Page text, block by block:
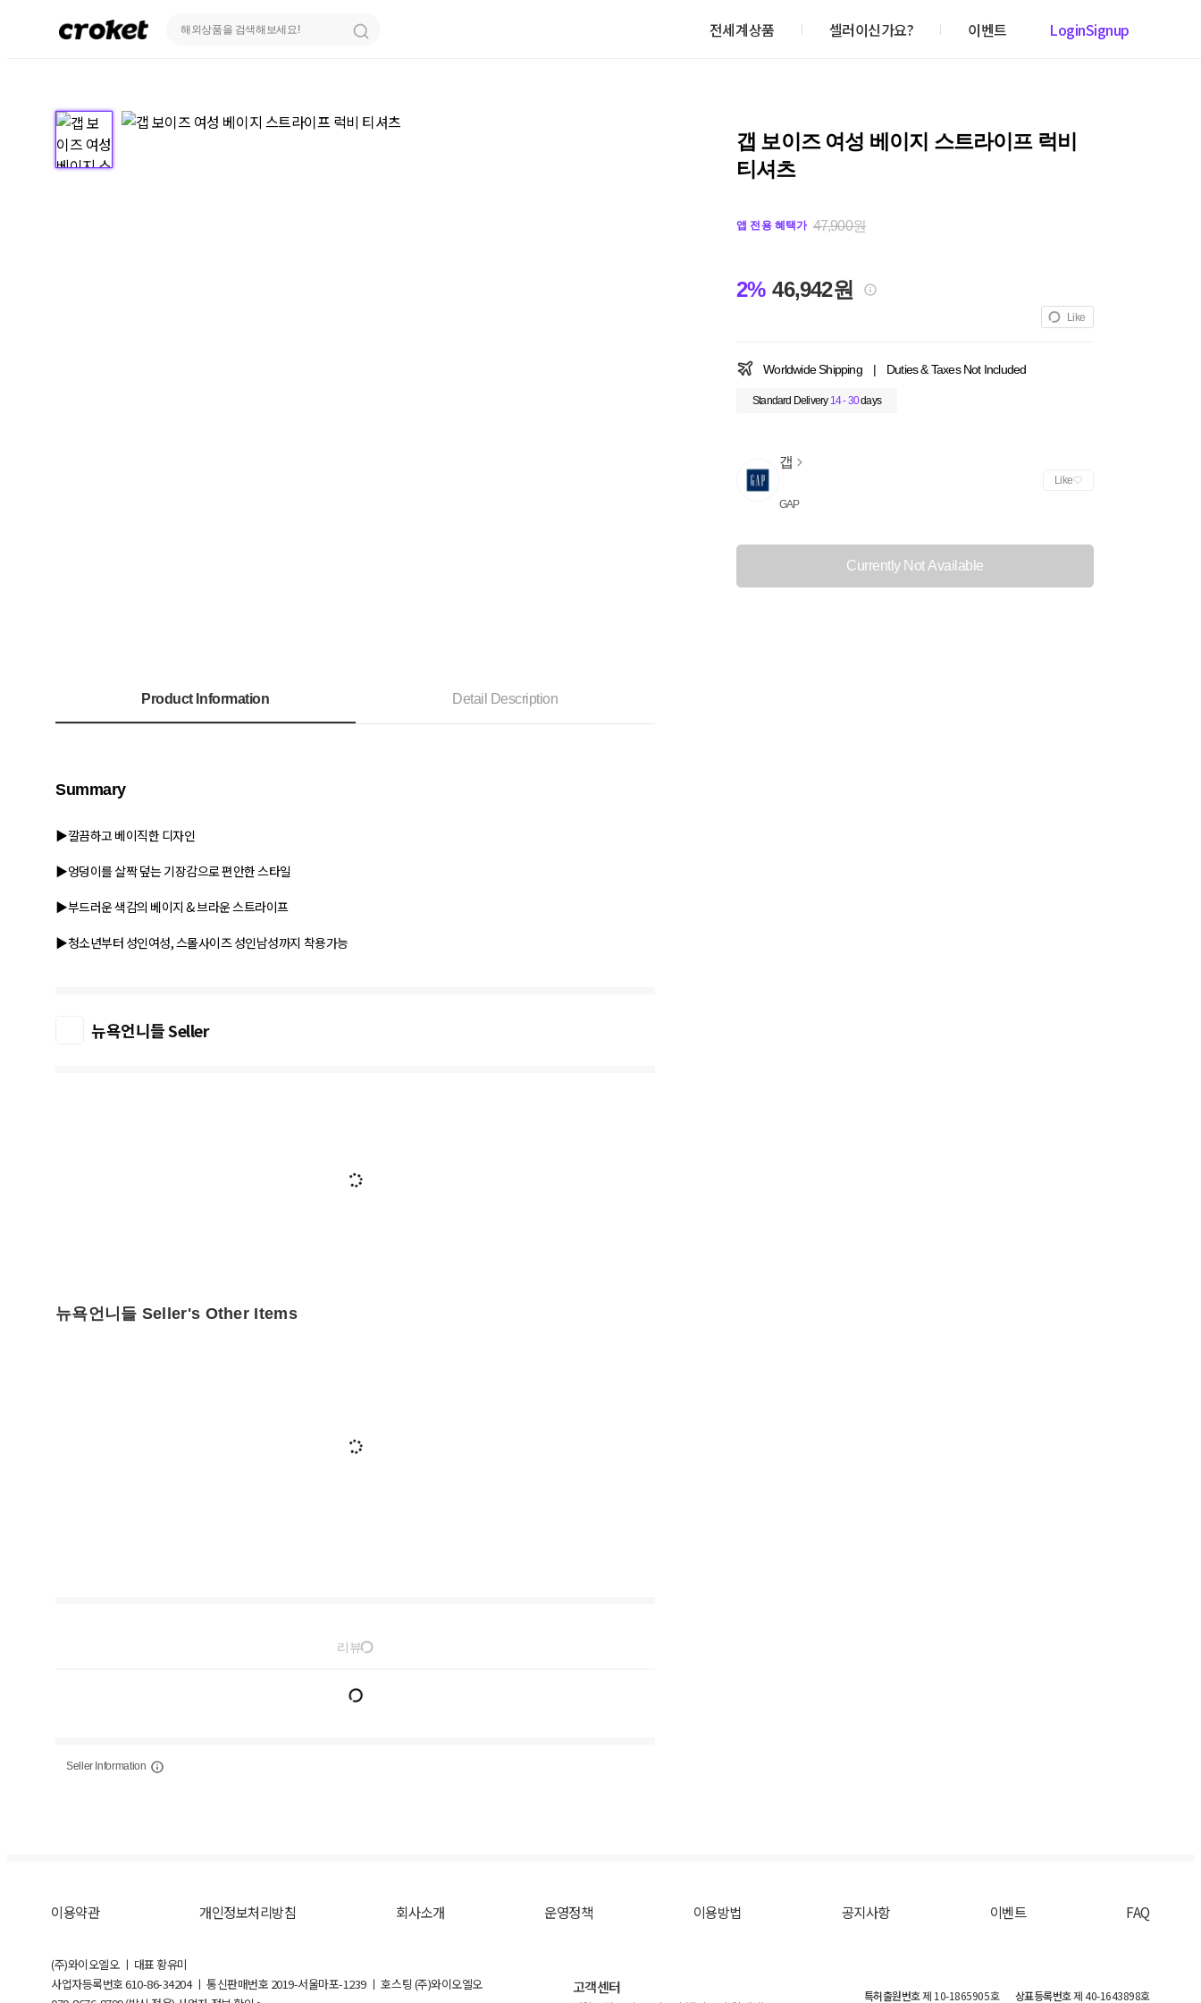
전세계상품 셀러이신가요? 이벤트 LoginSignup
갭 보이즈 여성 베이지 스트라이프 럭비
티셔츠
앱 전용 혜택가 47,900원
2% 46,942원
Like
Worldwide Shipping | Duties & Taxes Not Included
Standard Delivery 14 - 30days
갭
GAP
Like
Currently Not Available
Product Information Detail Description
Summary
▶깔끔하고 베이직한 디자인
▶엉덩이를 살짝 덮는 기장감으로 편안한 스타일
▶부드러운 색감의 베이지 & 브라운 스트라이프
▶청소년부터 성인여성, 스몰사이즈 성인남성까지 착용가능
뉴욕언니들 Seller
뉴욕언니들 Seller's Other Items
리뷰
Seller Information
이용약관 개인정보처리방침 회사소개 운영정책 이용방법 공지사항 이벤트 FAQ
(주)와이오엘오 ㅣ 대표 황유미
사업자등록번호610-86-34204ㅣ 통신판매번호 2019-서울마포-1239 ㅣ 호스팅 (주)와이오엘오
고객센터 특허출원번호제 10-1865905호 상표등록번호제 40-1643898호